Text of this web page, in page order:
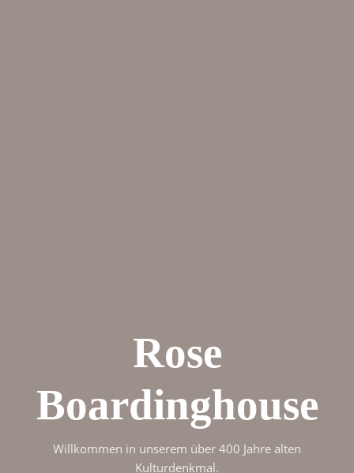
Rose
Boardinghouse
Willkommen in unserem über 400 Jahre alten
Kulturdenkmal.